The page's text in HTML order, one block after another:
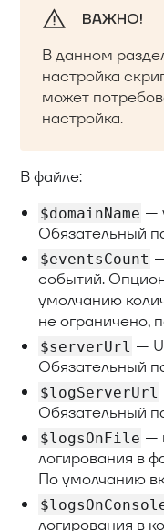
ВАЖНО!
В данном
настройка
может
настройка.
В файле:
$domainName —
Обязательный
$eventsCount
событий.
умолчанию
не ограничено,
$serverUrl —
Обязательный
$logServerUrl
Обязательный
$logsOnFile —
логирования в
По умолчанию
логирования в